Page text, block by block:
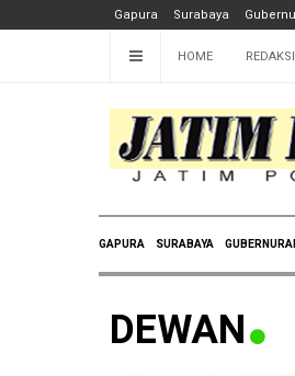
Gapura Surabaya
HOME REDAKSI
GAPURA SURABAYA
DEWAN